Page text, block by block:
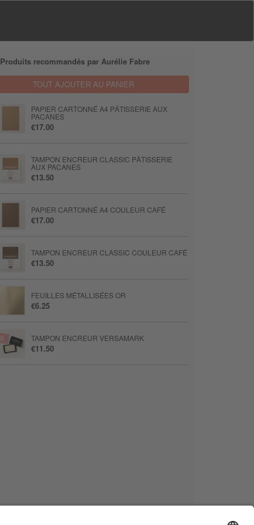
Produits recommandés par Aurélie Fabre
TOUT AJOUTER AU PANIER
PAPIER CARTONNÉ A4 PÂTISSERIE AUX
PACANES
€17.00
TAMPON ENCREUR CLASSIC PÂTISSERIE
AUX PACANES
€13.50
PAPIER CARTONNÉ A4 COULEUR CAFÉ
€17.00
TAMPON ENCREUR CLASSIC COULEUR CAFÉ
€13.50
FEUILLES MÉTALLISÉES OR
€6.25
TAMPON ENCREUR VERSAMARK
€11.50